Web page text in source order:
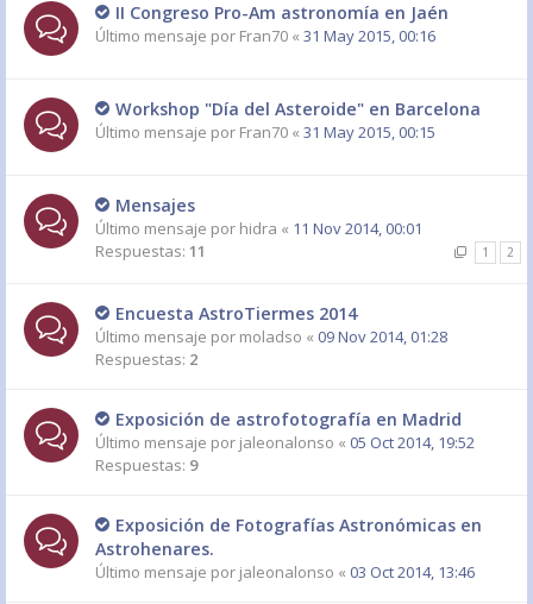
II Congreso Pro-Am astronomía en Jaén
Último mensaje por Fran70 « 31 May 2015, 00:16
Workshop "Día del Asteroide" en Barcelona
Último mensaje por Fran70 « 31 May 2015, 00:15
Mensajes
Último mensaje por hidra « 11 Nov 2014, 00:01
Respuestas: 11 1 2
Encuesta AstroTiermes 2014
Último mensaje por moladso « 09 Nov 2014, 01:28
Respuestas: 2
Exposición de astrofotografía en Madrid
Último mensaje por jaleonalonso « 05 Oct 2014, 19:52
Respuestas: 9
Exposición de Fotografías Astronómicas en
Astrohenares.
Último mensaje por jaleonalonso « 03 Oct 2014, 13:46